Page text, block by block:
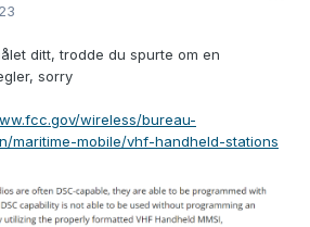
ditt, trodde du spurte om en
sorry
wireless/bureau-
maritime-mobile/vhf-handheld-stations